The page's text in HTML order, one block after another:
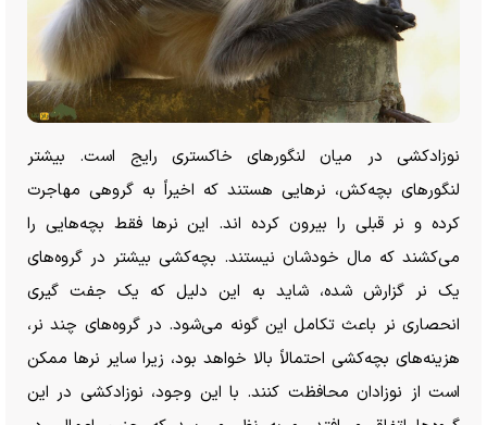
نوزادکشی در میان لنگور‌های خاکستری رایج است. بیشتر
لنگور‌های بچه‌کش، نر‌هایی هستند که اخیراً به گروهی مهاجرت
کرده و نر قبلی را بیرون کرده اند. این نر‌ها فقط بچه‌هایی را
می‌کشند که مال خودشان نیستند. بچه‌کشی بیشتر در گروه‌های
یک نر گزارش شده، شاید به این دلیل که یک جفت گیری
انحصاری نر باعث تکامل این گونه می‌شود. در گروه‌های چند نر،
هزینه‌های بچه‌کشی احتمالاً بالا خواهد بود، زیرا سایر نر‌ها ممکن
است از نوزادان محافظت کنند. با این وجود، نوزادکشی در این